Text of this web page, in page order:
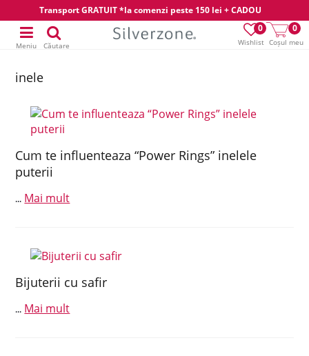
Transport GRATUIT *la comenzi peste 150 lei + CADOU
Wishlist
0
Coșul meu
0
Meniu Căutare
inele
Cum te influenteaza “Power Rings” inelele
puterii
... Mai mult
Bijuterii cu safir
... Mai mult